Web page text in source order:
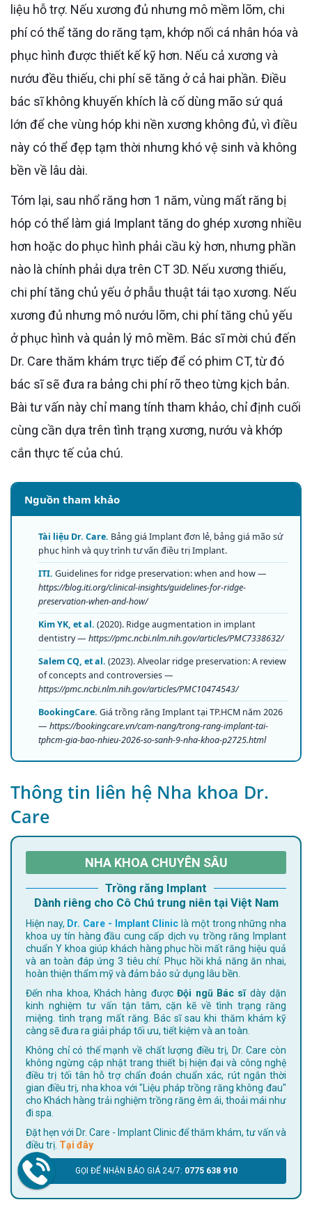
liệu hỗ trợ. Nếu xương đủ nhưng mô mềm lõm, chi
phí có thể tăng do răng tạm, khớp nối cá nhân hóa và
phục hình được thiết kế kỹ hơn. Nếu cả xương và
nướu đều thiếu, chi phí sẽ tăng ở cả hai phần. Điều
bác sĩ không khuyến khích là cố dùng mão sứ quá
lớn để che vùng hóp khi nền xương không đủ, vì điều
này có thể đẹp tạm thời nhưng khó vệ sinh và không
bền về lâu dài.
Tóm lại, sau nhổ răng hơn 1 năm, vùng mất răng bị
hóp có thể làm giá Implant tăng do ghép xương nhiều
hơn hoặc do phục hình phải cầu kỳ hơn, nhưng phần
nào là chính phải dựa trên CT 3D. Nếu xương thiếu,
chi phí tăng chủ yếu ở phẫu thuật tái tạo xương. Nếu
xương đủ nhưng mô nướu lõm, chi phí tăng chủ yếu
ở phục hình và quản lý mô mềm. Bác sĩ mời chú đến
Dr. Care thăm khám trực tiếp để có phim CT, từ đó
bác sĩ sẽ đưa ra bảng chi phí rõ theo từng kịch bản.
Bài tư vấn này chỉ mang tính tham khảo, chỉ định cuối
cùng cần dựa trên tình trạng xương, nướu và khớp
cắn thực tế của chú.
Nguồn tham khảo
Tài liệu Dr. Care. Bảng giá Implant đơn lẻ, bảng giá mão sứ
phục hình và quy trình tư vấn điều trị Implant.
ITI. Guidelines for ridge preservation: when and how —
https://blog.iti.org/clinical-insights/guidelines-for-ridge-
preservation-when-and-how/
Kim YK, et al. (2020). Ridge augmentation in implant
dentistry — https://pmc.ncbi.nlm.nih.gov/articles/PMC7338632/
Salem CQ, et al. (2023). Alveolar ridge preservation: A review
of concepts and controversies —
https://pmc.ncbi.nlm.nih.gov/articles/PMC10474543/
BookingCare. Giá trồng răng Implant tại TP.HCM năm 2026
— https://bookingcare.vn/cam-nang/trong-rang-implant-tai-
tphcm-gia-bao-nhieu-2026-so-sanh-9-nha-khoa-p2725.html
Thông tin liên hệ Nha khoa Dr.
Care
NHA KHOA CHUYÊN SÂU
Trồng răng Implant
Dành riêng cho Cô Chú trung niên tại Việt Nam
Hiện nay, Dr. Care - Implant Clinic là một trong những nha
khoa uy tín hàng đầu cung cấp dịch vụ trồng răng Implant
chuẩn Y khoa giúp khách hàng phục hồi mất răng hiệu quả
và an toàn đáp ứng 3 tiêu chí: Phục hồi khả năng ăn nhai,
hoàn thiện thẩm mỹ và đảm bảo sử dụng lâu bền.
Đến nha khoa, Khách hàng đượcĐội ngũ Bác sĩdày dặn
kinh nghiệm tư vấn tận tâm, cặn kẽ về tình trạng răng
miệng. tình trạng mất răng. Bác sĩ sau khi thăm khám kỹ
càng sẽ đưa ra giải pháp tối ưu, tiết kiệm và an toàn.
Không chỉ có thế mạnh về chất lượng điều trị, Dr. Care còn
không ngừng cập nhật trang thiết bị hiện đại và công nghệ
điều trị tối tân hỗ trợ chẩn đoán chuẩn xác, rút ngắn thời
gian điều trị, nha khoa với "Liệu pháp trồng răng không đau"
cho Khách hàng trải nghiệm trồng răng êm ái, thoải mái như
đi spa.
Đặt hẹn với Dr. Care - Implant Clinic để thăm khám, tư vấn và
điều trị. Tại đây
GỌI ĐỂ NHẬN BÁO GIÁ 24/7: 0775 638 910